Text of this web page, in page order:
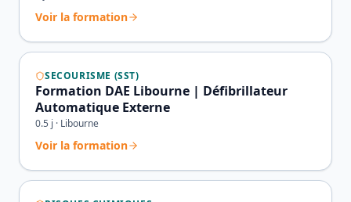
Voir la formation
SECOURISME (SST)
Formation DAE Libourne | Défibrillateur
Automatique Externe
0.5 j · Libourne
Voir la formation